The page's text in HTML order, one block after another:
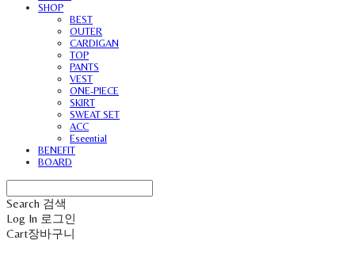
SHOP
BEST
OUTER
CARDIGAN
TOP
PANTS
VEST
ONE-PIECE
SKIRT
SWEAT SET
ACC
Eseential
BENEFIT
BOARD
Search 검색
Log In 로그인
Cart장바구니